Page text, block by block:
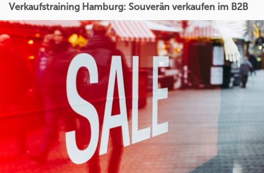
Verkaufstraining Hamburg: Souverän verkaufen im B2B